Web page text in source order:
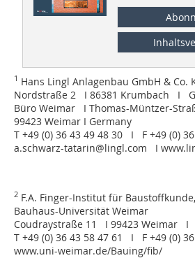
1 Hans Lingl Anlagenbau GmbH & Co.
Nordstraße 2 I 86381 Krumbach I
Büro Weimar I Thomas-Müntzer-
99423 Weimar I Germany
T +49 (0) 36 43 49 48 30 I F +49 (0)
a.schwarz-tatarin@lingl.com I
2 F.A. Finger-Institut für Baustoffkunde,
Bauhaus-Universität Weimar
Coudraystraße 11 I 99423 Weimar I
T +49 (0) 36 43 58 47 61 I F +49 (0)
www.uni-weimar.de/Bauing/fib/